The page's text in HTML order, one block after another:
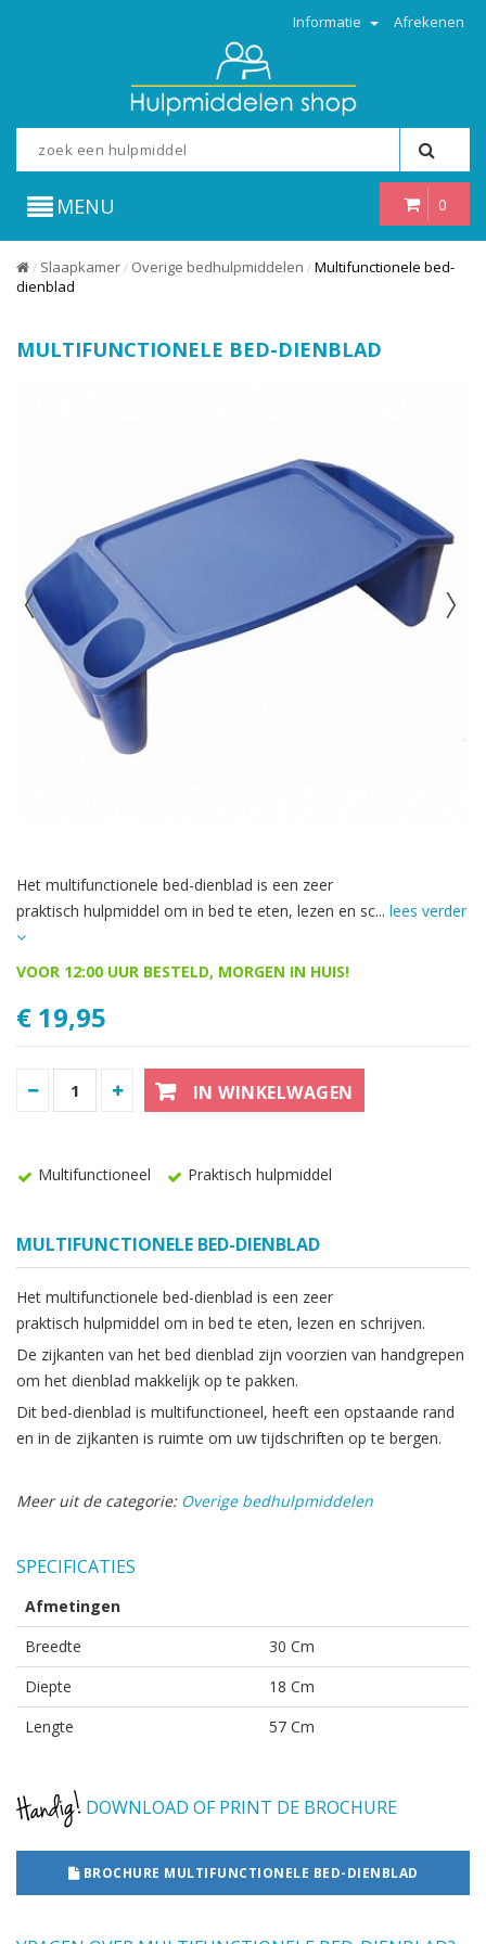
Informatie Afrekenen
0
MENU
/ Slaapkamer / Overige bedhulpmiddelen / Multifunctionele bed-
dienblad
MULTIFUNCTIONELE BED-DIENBLAD
Het multifunctionele bed-dienblad is een zeer
praktisch hulpmiddel om in bed te eten, lezen en sc... lees verder
VOOR 12:00 UUR BESTELD, MORGEN IN HUIS!
€ 19,95
IN WINKELWAGEN
Multifunctioneel Praktisch hulpmiddel
MULTIFUNCTIONELE BED-DIENBLAD
Het multifunctionele bed-dienblad is een zeer
praktisch hulpmiddel om in bed te eten, lezen en schrijven.
De zijkanten van het bed dienblad zijn voorzien van handgrepen
om het dienblad makkelijk op te pakken.
Dit bed-dienblad is multifunctioneel, heeft een opstaande rand
en in de zijkanten is ruimte om uw tijdschriften op te bergen.
Meer uit de categorie: Overige bedhulpmiddelen
SPECIFICATIES
Afmetingen
Breedte
30 Cm
Diepte
18 Cm
Lengte
57 Cm
DOWNLOAD OF PRINT DE BROCHURE
BROCHURE MULTIFUNCTIONELE BED-DIENBLAD